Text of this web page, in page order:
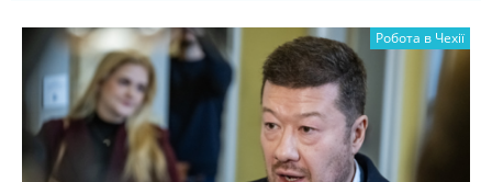
Робота в Чехії